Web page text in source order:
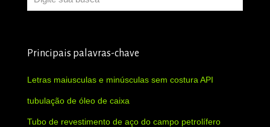
Principais palavras-chave
Letras maiusculas e minúsculas sem costura API
tubulação de óleo de caixa
Tubo de revestimento de aço do campo petrolífero